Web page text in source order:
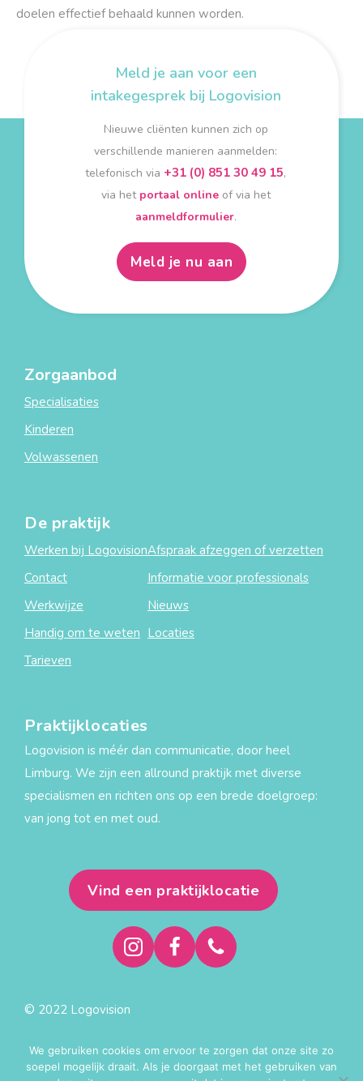
doelen effectief behaald kunnen worden.
Meld je aan voor een
intakegesprek bij Logovision
Nieuwe cliënten kunnen zich op
verschillende manieren aanmelden:
telefonisch via +31 (0) 851 30 49 15,
via het portaal onlineof via het
aanmeldformulier.
Meld je nu aan
Zorgaanbod
Specialisaties
Kinderen
Volwassenen
De praktijk
Werken bij Logovision
Contact
Werkwijze
Handig om te weten
Tarieven
Afspraak afzeggen of verzetten
Informatie voor professionals
Nieuws
Locaties
Praktijklocaties
Logovision is méér dan communicatie, door heel
Limburg. We zijn een allround praktijk met diverse
specialismen en richten ons op een brede doelgroep:
van jong tot en met oud.
Vind een praktijklocatie
© 2022 Logovision
Algemene voorwaarden
We gebruiken cookies om ervoor te zorgen dat onze site zo
soepel mogelijk draait. Als je doorgaat met het gebruiken van